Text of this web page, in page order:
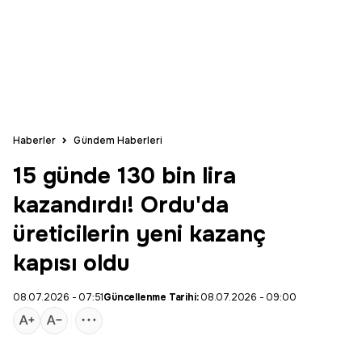
Haberler Gündem Haberleri
15 günde 130 bin lira
kazandırdı! Ordu'da
üreticilerin yeni kazanç
kapısı oldu
08.07.2026 - 07:51Güncellenme Tarihi:08.07.2026 - 09:00